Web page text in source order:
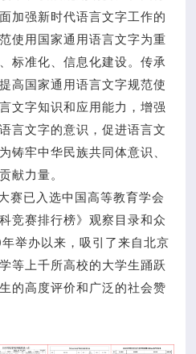
加强新时代语言文字工作的
使用国家通用语言文字为重
标准化、信息化建设。传承
高国家通用语言文字规范使
文字知识和应用能力，增强
言文字的意识，促进语言文
铸牢中华民族共同体意识、
献力量。
赛已入选中国高等教育学会
竞赛排行榜》观察目录和众
举办以来，吸引了来自北京
等上千所高校的大学生踊跃
的高度评价和广泛的社会赞